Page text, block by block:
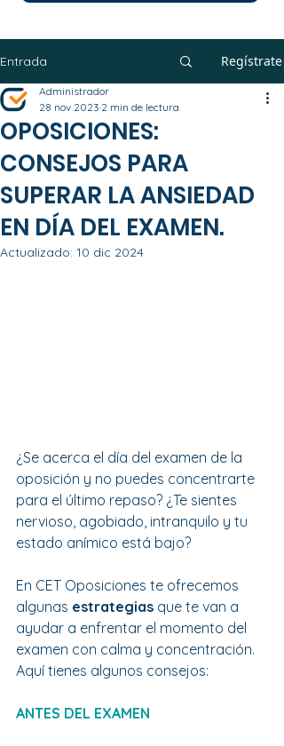
Entrada Regístrate
OPOSICIONES:
CONSEJOS PARA
SUPERAR LA ANSIEDAD
EN DÍA DEL EXAMEN.
Administrador
28 nov 2023 2 min de lectura
Actualizado: 10 dic 2024
¿Se acerca el día del examen de la
oposición y no puedes concentrarte
para el último repaso? ¿Te sientes
nervioso, agobiado, intranquilo y tu
estado anímico está bajo?
En CET Oposiciones te ofrecemos
algunas estrategias que te van a
ayudar a enfrentar el momento del
examen con calma y concentración.
Aquí tienes algunos consejos:
ANTES DEL EXAMEN